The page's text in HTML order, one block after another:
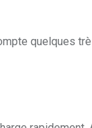
quelques